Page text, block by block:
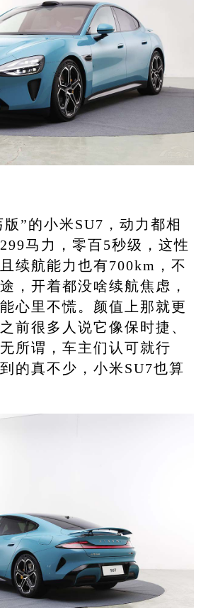
”的小米SU7，动力都相
马力，零百5秒级，这性
续航能力也有700km，不
，开着都没啥续航焦虑，
心里不慌。颜值上那就更
前很多人说它像保时捷、
所谓，车主们认可就行
的真不少，小米SU7也算